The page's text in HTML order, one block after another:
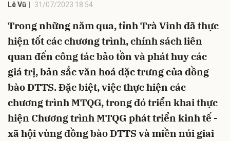
Lê Vũ 31/07/2023 18:54
Trong những năm qua, tỉnh Trà Vinh đã thực
hiện tốt các chương trình, chính sách liên
quan đến công tác bảo tồn và phát huy các
giá trị, bản sắc văn hoá đặc trưng của đồng
bào DTTS. Đặc biệt, việc thực hiện các
chương trình MTQG, trong đó triển khai thực
hiện Chương trình MTQG phát triển kinh tế -
xã hội vùng đồng bào DTTS và miền núi giai